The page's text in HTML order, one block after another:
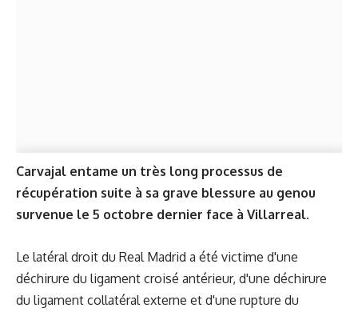
Carvajal entame un très long processus de
récupération suite à sa grave blessure au genou
survenue le 5 octobre dernier face à Villarreal.
Le latéral droit du Real Madrid a été victime d'une
déchirure du ligament croisé antérieur, d'une déchirure
du ligament collatéral externe et d'une rupture du